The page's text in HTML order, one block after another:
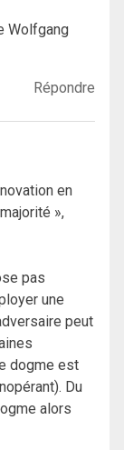
Wolfgang
Répondre
en
»,
pas
une
peut
dogme est
Du
alors